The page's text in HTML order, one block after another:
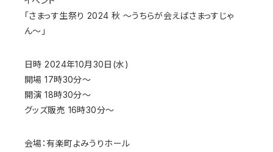
「さまっす生祭り 2024 秋 〜うちらが会えばさまっすじゃ
ん〜」
日時 2024年10月30日(水)
開場 17時30分〜
開演 18時30分〜
グッズ販売 16時30分〜
会場：有楽町よみうりホール